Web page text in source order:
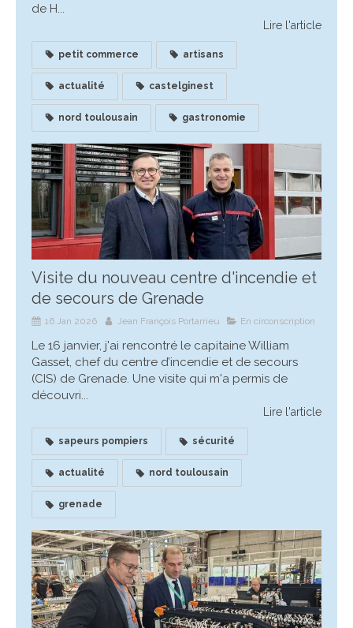
de H...
Lire l'article
petit commerce artisans
actualité castelginest
nord toulousain gastronomie
Visite du nouveau centre d'incendie et
de secours de Grenade
16 Jan 2026 Jean François Portarrieu En circonscription
Le 16 janvier, j'ai rencontré le capitaine William
Gasset, chef du centre d’incendie et de secours
(CIS) de Grenade. Une visite qui m'a permis de
découvri...
Lire l'article
sapeurs pompiers sécurité
actualité nord toulousain
grenade